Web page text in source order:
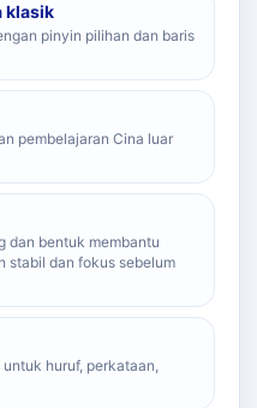
klasik
pinyin pilihan dan baris
pembelajaran Cina luar
dan bentuk membantu
stabil dan fokus sebelum
huruf, perkataan,